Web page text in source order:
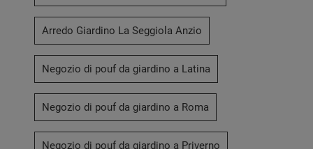
Arredo Giardino La Seggiola Anzio
Negozio di pouf da giardino a Latina
Negozio di pouf da giardino a Roma
Negozio di pouf da giardino a Priverno